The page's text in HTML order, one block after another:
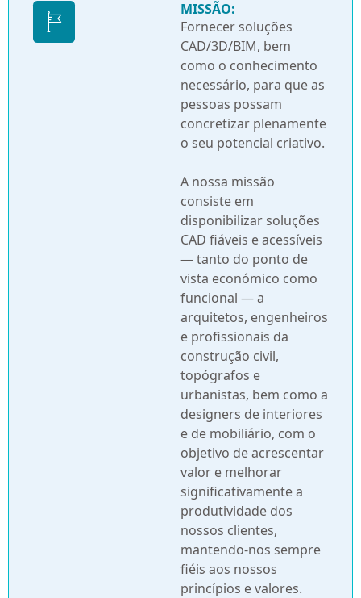
MISSÃO:
Fornecer soluções
CAD/3D/BIM, bem
como o conhecimento
necessário, para que as
pessoas possam
concretizar plenamente
o seu potencial criativo.
A nossa missão
consiste em
disponibilizar soluções
CAD fiáveis e acessíveis
— tanto do ponto de
vista económico como
funcional — a
arquitetos, engenheiros
e profissionais da
construção civil,
topógrafos e
urbanistas, bem como a
designers de interiores
e de mobiliário, com o
objetivo de acrescentar
valor e melhorar
significativamente a
produtividade dos
nossos clientes,
mantendo-nos sempre
fiéis aos nossos
princípios e valores.